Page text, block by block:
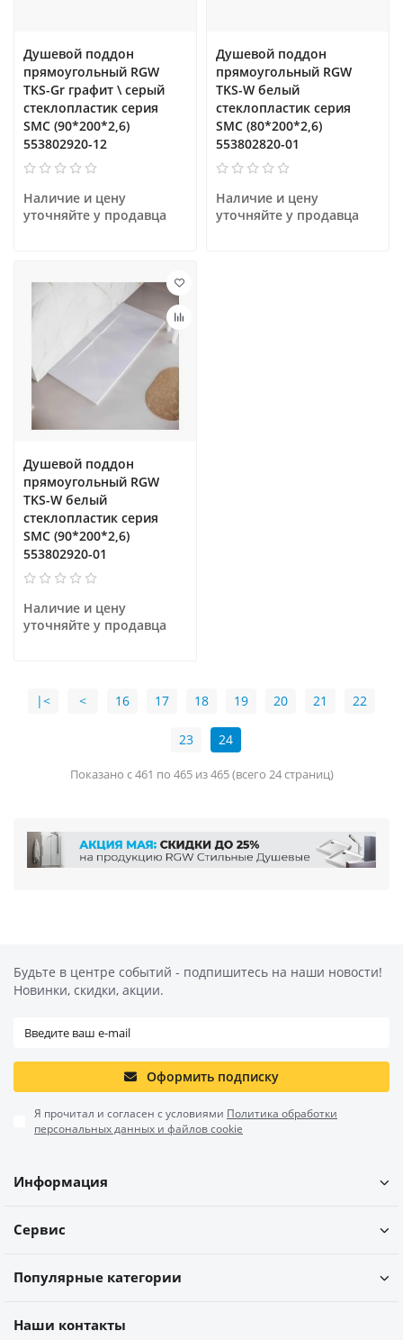
Душевой поддон
прямоугольный RGW
TKS-Gr графит \ серый
cтеклопластик cерия
SMC (90*200*2,6)
553802920-12
Наличие и цену
уточняйте у продавца
Душевой поддон
прямоугольный RGW
TKS-W белый
cтеклопластик cерия
SMC (80*200*2,6)
553802820-01
Наличие и цену
уточняйте у продавца
Душевой поддон
прямоугольный RGW
TKS-W белый
cтеклопластик cерия
SMC (90*200*2,6)
553802920-01
Наличие и цену
уточняйте у продавца
|< < 16 17 18 19 20 21 22
23 24
Показано с 461 по 465 из 465 (всего 24 страниц)
Будьте в центре событий - подпишитесь на наши новости!
Новинки, скидки, акции.
Оформить подписку
Я прочитал и согласен с условиями Политика обработки
персональных данных и файлов cookie
Информация
Сервис
Популярные категории
Наши контакты